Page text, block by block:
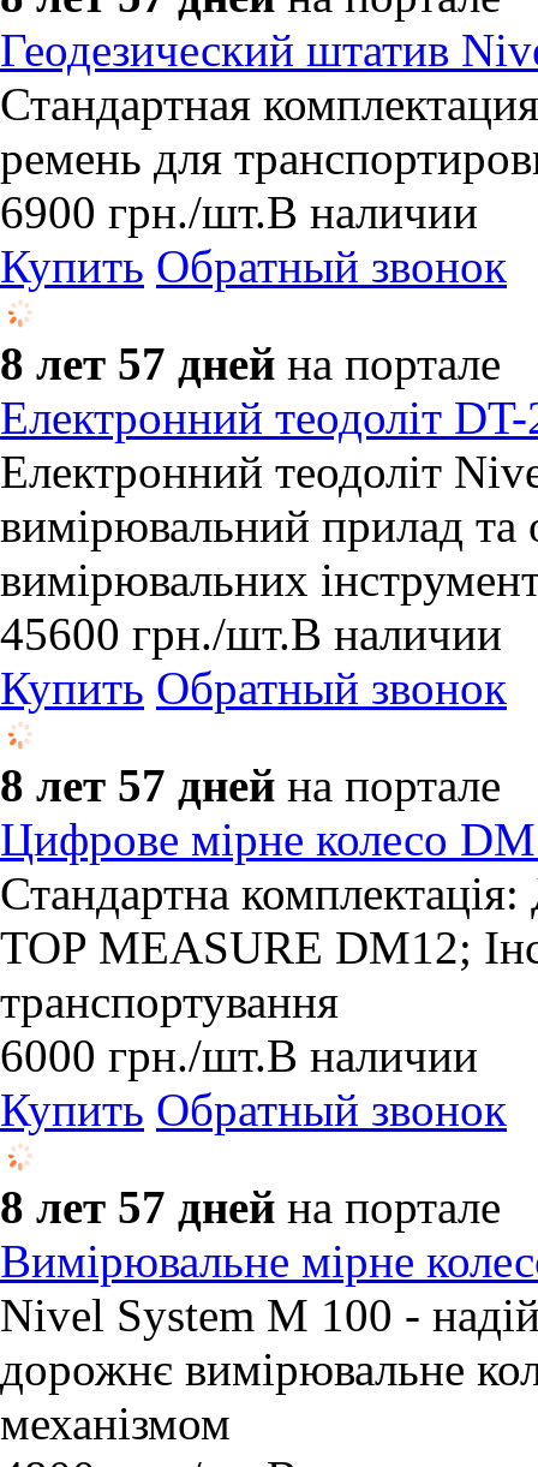
Геодезический штатив
Стандартная
ремень для
6900 грн./шт.В наличии
Купить Обратный звонок
8 лет 57 дней на портале
Електронний теодоліт
Електронний теодоліт
вимірювальний прилад та
вимірювальних
45600 грн./шт.В наличии
Купить Обратный звонок
8 лет 57 дней на портале
Цифрове мірне колесо
Стандартна
TOP MEASURE DM12;
транспортування
6000 грн./шт.В наличии
Купить Обратный звонок
8 лет 57 дней на портале
Вимірювальне мірне
Nivel System М 100 -
дорожнє вимірювальне
механізмом